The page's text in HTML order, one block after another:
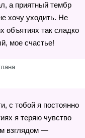
а приятный тембр
хочу уходить. Не
объятиях так сладко
мое счастье!
с тобой я постоянно
я теряю чувство
взглядом —